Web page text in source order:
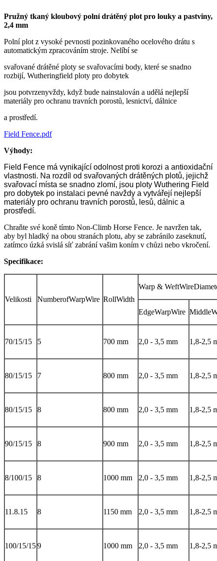
Pružný tkaný kloubový polní drátěný plot pro louky a pastviny,
2,4 mm
Polní plot z vysoké pevnosti pozinkovaného ocelového drátu s
automatickým zpracováním stroje. Nelíbí se
svařované drátěné ploty se svařovacími body, které se snadno
rozbijí, Wutheringfield ploty pro dobytek
jsou potvrzenyvždy, když bude nainstalován a udělá nejlepší
materiály pro ochranu travních porostů, lesnictví, dálnice
a prostředí.
Field Fence.pdf
Výhody:
Field Fence má vynikající odolnost proti korozi a antioxidační
vlastnosti. Na rozdíl od svařovaných drátěných plotů, jejichž
svařovací místa se snadno zlomí, jsou ploty Wuthering Field
pro dobytek po instalaci pevné navždy a vytvářejí nejlepší
materiály pro ochranu travních porostů, lesů, dálnic a
prostředí.
Chraňte své koně tímto Non-Climb Horse Fence. Je navržen tak,
aby byl hladký na obou stranách plotu, aby se zabránilo zaseknutí,
zatímco úzká svislá síť zabrání vašim koním v chůzi nebo vkročení.
Specifikace:
Velikosti NumberofWarpWire RollWidth
Warp &
EdgeWarpWire
70/15/15 5 700 mm 2,0 - 3,5 mm 1,8-2,5
80/15/15 7 800 mm 2,0 - 3,5 mm 1,8-2,5
80/15/15 8 800 mm 2,0 - 3,5 mm 1,8-2,5
90/15/15 8 900 mm 2,0 - 3,5 mm 1,8-2,5
8/100/15 8 1000 mm 2,0 - 3,5 mm 1,8-2,5
11.8.15 8 1150 mm 2,0 - 3,5 mm 1,8-2,5
100/15/159 1000 mm 2,0 - 3,5 mm 1,8-2,5